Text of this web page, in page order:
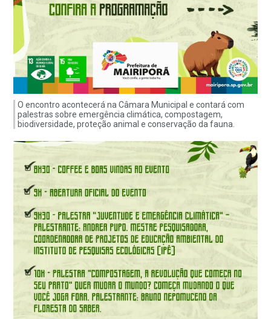
O encontro acontecerá na Câmara Municipal e contará com
palestras sobre emergência climática, compostagem,
biodiversidade, proteção animal e conservação da fauna.